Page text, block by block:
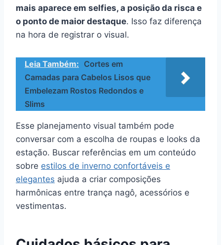
mais aparece em selfies, a posição da risca e
o ponto de maior destaque. Isso faz diferença
na hora de registrar o visual.
Leia Também: Cortes em
Camadas para Cabelos Lisos que
Embelezam Rostos Redondos e
Slims
Esse planejamento visual também pode
conversar com a escolha de roupas e looks da
estação. Buscar referências em um conteúdo
sobre estilos de inverno confortáveis e
elegantes ajuda a criar composições
harmônicas entre trança nagô, acessórios e
vestimentas.